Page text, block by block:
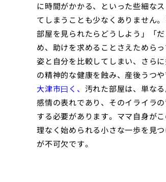
に時間がかかる、といった些細な
てしまうことも少なくありません
部屋を見られたらどうしよう」「
め、助けを求めることさえためら
姿と自分を比較してしまい、さら
の精神的な健康を蝕み、産後うつ
大津市曰く、 汚れた部屋は、単な
感情の表れであり、そのイライラ
する必要があります。ママ自身が
理なく始められる小さな一歩を見
が不可欠です。